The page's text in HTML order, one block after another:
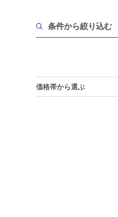
条件から絞り込む
価格帯から選ぶ